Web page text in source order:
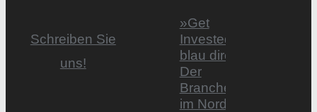
Schreiben Sie
uns!
»Get
Invested by
blau direkt«:
Der
Branchentag
im Norden